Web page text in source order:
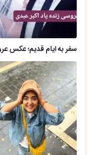
سفر به ایام قدیم؛ عکس